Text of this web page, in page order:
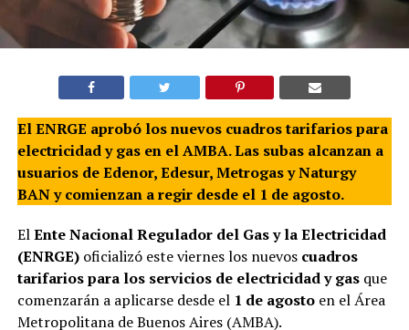
El ENRGE aprobó los nuevos cuadros tarifarios para
electricidad y gas en el AMBA. Las subas alcanzan a
usuarios de Edenor, Edesur, Metrogas y Naturgy
BAN y comienzan a regir desde el 1 de agosto.
ElEnte Nacional Regulador del Gas y la Electricidad
(ENRGE)oficializó este viernes los nuevos cuadros
tarifarios para los servicios de electricidad y gasque
comenzarán a aplicarse desde el 1 de agostoen el Área
Metropolitana de Buenos Aires (AMBA).